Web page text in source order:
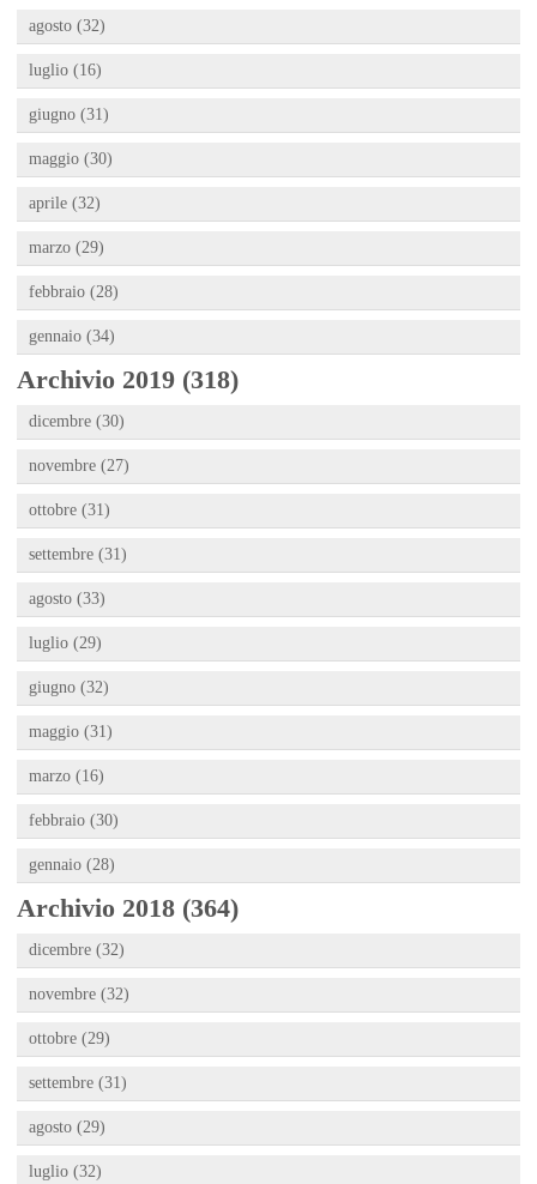
agosto (32)
luglio (16)
giugno (31)
maggio (30)
aprile (32)
marzo (29)
febbraio (28)
gennaio (34)
Archivio 2019 (318)
dicembre (30)
novembre (27)
ottobre (31)
settembre (31)
agosto (33)
luglio (29)
giugno (32)
maggio (31)
marzo (16)
febbraio (30)
gennaio (28)
Archivio 2018 (364)
dicembre (32)
novembre (32)
ottobre (29)
settembre (31)
agosto (29)
luglio (32)